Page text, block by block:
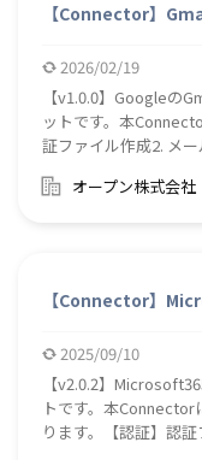
【Connector】
2026/02/19
【v1.0.0】Googleの
ットです。本
証ファイル作成2. メ
7. 特定スレッドのラベ
オープン株式会社
【Connector】
2025/09/10
【v2.0.2】
トです。本
ります。【認証】認